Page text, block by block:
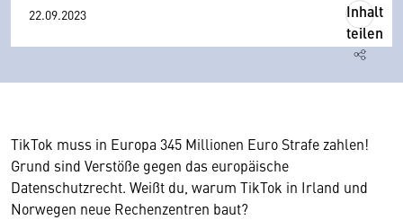
22.09.2023
Inhalt
teilen
TikTok muss in Europa 345 Millionen Euro Strafe zahlen!
Grund sind Verstöße gegen das europäische
Datenschutzrecht. Weißt du, warum TikTok in Irland und
Norwegen neue Rechenzentren baut?